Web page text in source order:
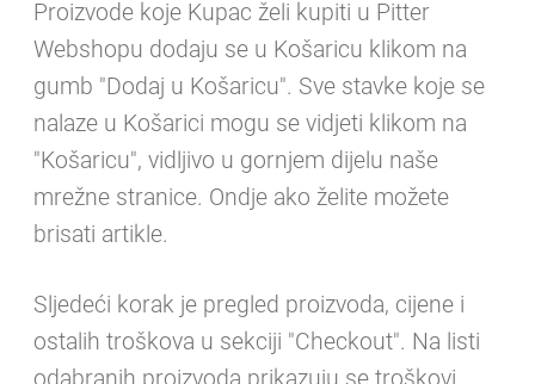
Proizvode koje Kupac želi kupiti u Pitter
Webshopu dodaju se u Košaricu klikom na
gumb "Dodaj u Košaricu". Sve stavke koje se
nalaze u Košarici mogu se vidjeti klikom na
"Košaricu", vidljivo u gornjem dijelu naše
mrežne stranice. Ondje ako želite možete
brisati artikle.
Sljedeći korak je pregled proizvoda, cijene i
ostalih troškova u sekciji "Checkout". Na listi